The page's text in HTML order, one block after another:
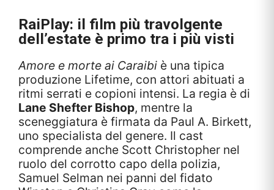
RaiPlay: il film più travolgente
dell’estate è primo tra i più visti
Amore e morte ai Caraibi è una tipica
produzione Lifetime, con attori abituati a
ritmi serrati e copioni intensi. La regia è di
Lane Shefter Bishop, mentre la
sceneggiatura è firmata da Paul A. Birkett,
uno specialista del genere. Il cast
comprende anche Scott Christopher nel
ruolo del corrotto capo della polizia,
Samuel Selman nei panni del fidato